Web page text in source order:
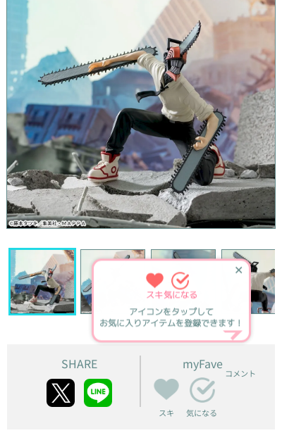
✕
スキ気になる
アイコンをタップして
お気に入りアイテムを登録できます！
SHARE myFave
スキ 気になる
コメント